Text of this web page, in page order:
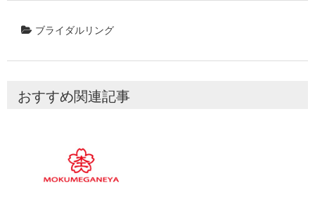
ブライダルリング
おすすめ関連記事